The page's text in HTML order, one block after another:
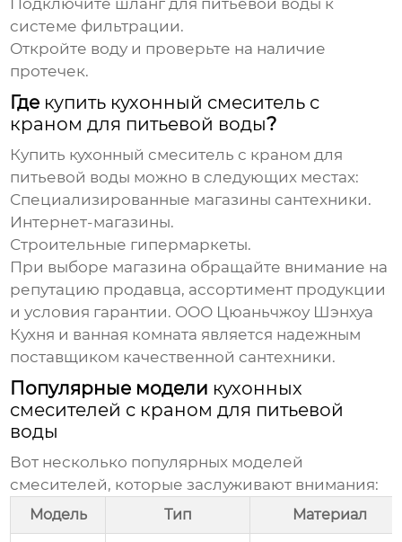
Подключите шланг для питьевой воды к
системе фильтрации.
Откройте воду и проверьте на наличие
протечек.
Где купить кухонный смеситель с
краном для питьевой воды?
Купить кухонный смеситель с краном для
питьевой воды можно в следующих местах:
Специализированные магазины сантехники.
Интернет-магазины.
Строительные гипермаркеты.
При выборе магазина обращайте внимание на
репутацию продавца, ассортимент продукции
и условия гарантии. ООО Цюаньчжоу Шэнхуа
Кухня и ванная комната является надежным
поставщиком качественной сантехники.
Популярные модели кухонных
смесителей с краном для питьевой
воды
Вот несколько популярных моделей
смесителей, которые заслуживают внимания:
Модель Тип Материал